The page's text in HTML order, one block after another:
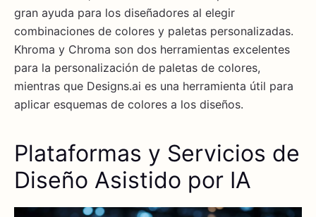
gran ayuda para los diseñadores al elegir
combinaciones de colores y paletas personalizadas.
Khroma y Chroma son dos herramientas excelentes
para la personalización de paletas de colores,
mientras que Designs.ai es una herramienta útil para
aplicar esquemas de colores a los diseños.
Plataformas y Servicios de
Diseño Asistido por IA